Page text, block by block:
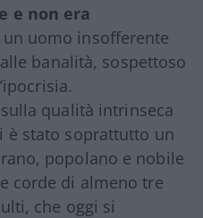
e non era
un uomo insofferente
banalità, sospettoso
qualità intrinseca
è stato soprattutto un
popolano e nobile
corde di almeno tre
che oggi si